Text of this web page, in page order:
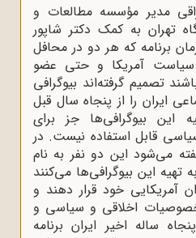
مدیر مؤسسه مطالعات و
تهران به کمک دکتر شاپور
برنامه که هر دو در محافل
سیاست آمریکا و حتی عضو
تصمیم گرفته‌اند بیوگرافی
ایران را از پنجاه سال قبل
این بیوگرافی‌ها جز برای
قابل استفاده نیست. در
می‌شود این دو نفر به نام
این بیوگرافی‌ها می‌کنند
آمریکایی خود قرار دهند و
خصوصیات اخلاقی و سیاسی و
ساله اخیر ایران برنامه